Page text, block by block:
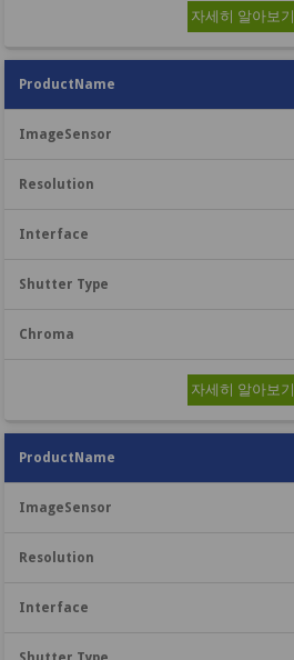
자세히 알아보기
자세히 알아보기